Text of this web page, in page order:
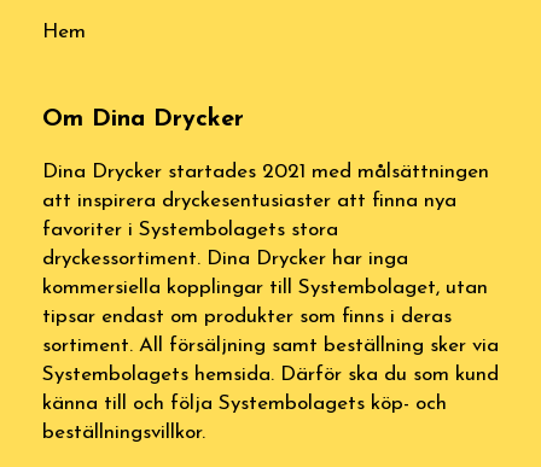
Hem
Om Dina Drycker
Dina Drycker startades 2021 med målsättningen
att inspirera dryckesentusiaster att finna nya
favoriter i Systembolagets stora
dryckessortiment. Dina Drycker har inga
kommersiella kopplingar till Systembolaget, utan
tipsar endast om produkter som finns i deras
sortiment. All försäljning samt beställning sker via
Systembolagets hemsida. Därför ska du som kund
känna till och följa Systembolagets köp- och
beställningsvillkor.